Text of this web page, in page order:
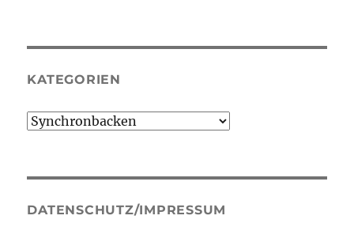
KATEGORIEN
Kategorien
DATENSCHUTZ/IMPRESSUM